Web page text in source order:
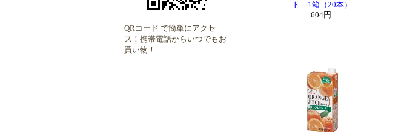
QRコード で簡単にアクセ
ス！携帯電話からいつでもお
買い物！
ト 1箱（20本）
604円